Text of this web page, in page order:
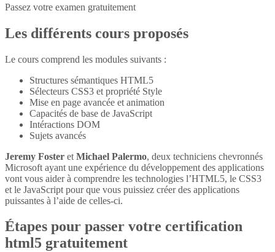
Passez votre examen gratuitement
Les différents cours proposés
Le cours comprend les modules suivants :
Structures sémantiques HTML5
Sélecteurs CSS3 et propriété Style
Mise en page avancée et animation
Capacités de base de JavaScript
Intéractions DOM
Sujets avancés
Jeremy Foster et Michael Palermo, deux techniciens chevronnés
Microsoft ayant une expérience du développement des applications
vont vous aider à comprendre les technologies l’HTML5, le CSS3
et le JavaScript pour que vous puissiez créer des applications
puissantes à l’aide de celles-ci.
Étapes pour passer votre certification
html5 gratuitement